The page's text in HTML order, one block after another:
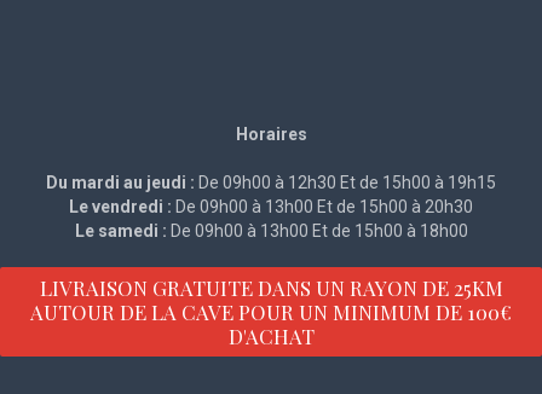
Horaires
Du mardi au jeudi : De 09h00 à 12h30 Et de 15h00 à 19h15
Le vendredi : De 09h00 à 13h00 Et de 15h00 à 20h30
Le samedi : De 09h00 à 13h00 Et de 15h00 à 18h00
LIVRAISON GRATUITE DANS UN RAYON DE 25KM
AUTOUR DE LA CAVE POUR UN MINIMUM DE 100€
D'ACHAT